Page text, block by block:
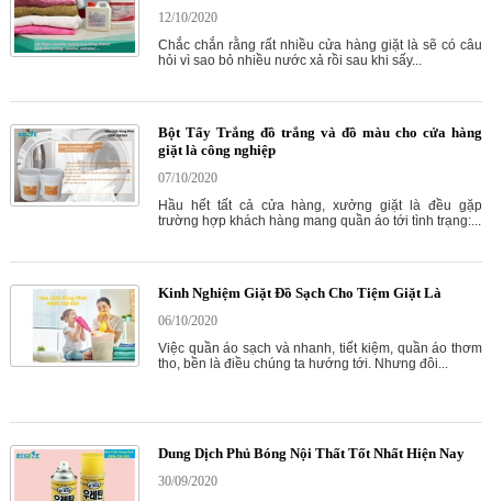
12/10/2020
Chắc chắn rằng rất nhiều cửa hàng giặt là sẽ có câu
hỏi vì sao bỏ nhiều nước xả rồi sau khi sấy...
Bột Tẩy Trắng đồ trắng và đồ màu cho cửa hàng
giặt là công nghiệp
07/10/2020
Hầu hết tất cả cửa hàng, xưởng giặt là đều gặp
trường hợp khách hàng mang quần áo tới tình trạng:...
Kinh Nghiệm Giặt Đồ Sạch Cho Tiệm Giặt Là
06/10/2020
Việc quần áo sạch và nhanh, tiết kiệm, quần áo thơm
tho, bền là điều chúng ta hướng tới. Nhưng đôi...
Dung Dịch Phủ Bóng Nội Thất Tốt Nhất Hiện Nay
30/09/2020